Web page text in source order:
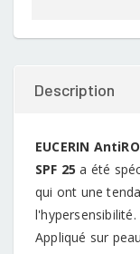
Description
EUCERIN
SPF 25 a été
qui ont une
l'hypersensibilité.
Appliqué sur